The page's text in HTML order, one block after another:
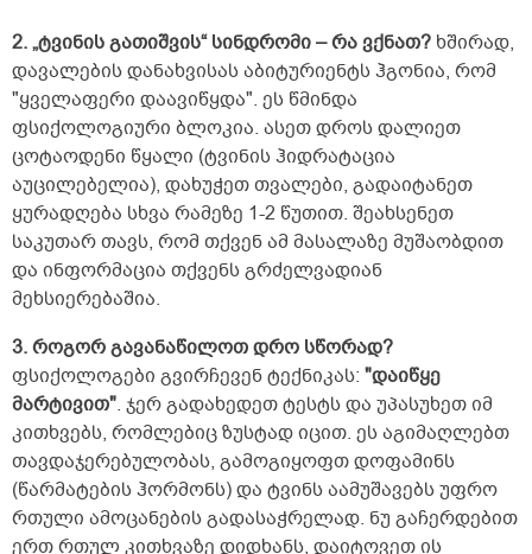
ეგეთი ნაკაწრებიც საკმაოდ ადვილად და
სწრაფად მიხორცდება. მხედველობაც 100
პროცენტიანი მაქვს, სმენაც. 26 წლის ასაკში,
კონტროლის მიზნით, შაქრის ანალიზი
გავიკეთე უზმოზე, 5,5 მქონდა, როგორც
გავარკვიე, ეს ნორმაა. არ ვეკარები და
არასდროს არ გავკარებივარ სიგარეტს, არ
ვეკარები და არასდროს არ გავკარებივარ
არანაირ ნარკოტიკს, არ ვსვამ არანაირ
სპირტიან სასმელს უკვე 11 წელზე მეტია,
მანამდეც თუ დამილევია, ცოტა. ყავასაც არ
ვსვამ საერთოდ. არ ვსვამ არანაირ
ენერგეტიკულ სასმელებს, არც ლიმონათებს,
სპორტული ცხოვრების წესით. წყალზე
ვცდილობ დღეში 2 ლიტრა მაინც დავლიო.
დღეში 4 კილომეტრს მაინც ფეხით
დავდივარ; 7&ndash;8 კილომეტრიც, ცოტა
მეტიც რომ მქონდეს სასიარულო, ამ
მანძილზეც ფეხით დავდივარ.
ჯან&ndash;ღონეს არ ვუჩივი, საკმაოდ მძიმე
ტვირთის აწევაც შემიძლია, ჩემზე გაცილებით
მძიმე წონის ადამიანებისთვისაც მიჯობნია,
2. „ტვინის გათიშვის“ სინდრომი – რა ვქნათ? ხშირად,
დავალების დანახვისას აბიტურიენტს ჰგონია, რომ
"ყველაფერი დაავიწყდა". ეს წმინდა
ფსიქოლოგიური ბლოკია. ასეთ დროს დალიეთ
ცოტაოდენი წყალი (ტვინის ჰიდრატაცია
აუცილებელია), დახუჭეთ თვალები, გადაიტანეთ
ყურადღება სხვა რამეზე 1-2 წუთით. შეახსენეთ
საკუთარ თავს, რომ თქვენ ამ მასალაზე მუშაობდით
და ინფორმაცია თქვენს გრძელვადიან
მეხსიერებაშია.
3. როგორ გავანაწილოთ დრო სწორად?
ფსიქოლოგები გვირჩევენ ტექნიკას: "დაიწყე
მარტივით". ჯერ გადახედეთ ტესტს და უპასუხეთ იმ
კითხვებს, რომლებიც ზუსტად იცით. ეს აგიმაღლებთ
თავდაჯერებულობას, გამოგიყოფთ დოფამინს
(წარმატების ჰორმონს) და ტვინს აამუშავებს უფრო
რთული ამოცანების გადასაჭრელად. ნუ გაჩერდებით
ერთ რთულ კითხვაზე დიდხანს, დაიტოვეთ ის